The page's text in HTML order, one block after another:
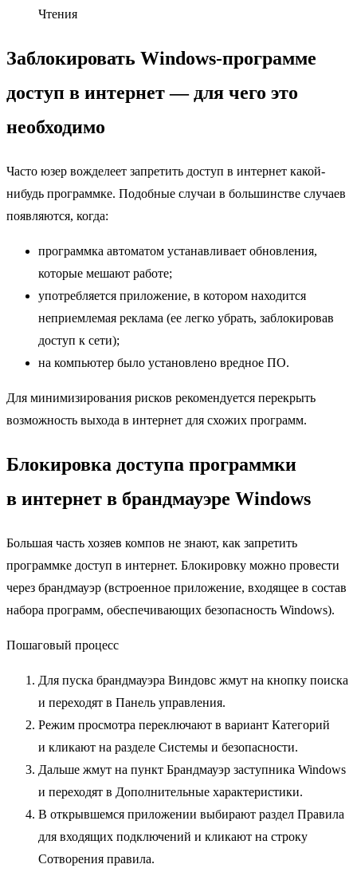
Чтения
Заблокировать Windows-программе
доступ в интернет — для чего это
необходимо
Часто юзер вожделеет запретить доступ в интернет какой-
нибудь программке. Подобные случаи в большинстве случаев
появляются, когда:
программка автоматом устанавливает обновления,
которые мешают работе;
употребляется приложение, в котором находится
неприемлемая реклама (ее легко убрать, заблокировав
доступ к сети);
на компьютер было установлено вредное ПО.
Для минимизирования рисков рекомендуется перекрыть
возможность выхода в интернет для схожих программ.
Блокировка доступа программки
в интернет в брандмауэре Windows
Большая часть хозяев компов не знают, как запретить
программке доступ в интернет. Блокировку можно провести
через брандмауэр (встроенное приложение, входящее в состав
набора программ, обеспечивающих безопасность Windows).
Пошаговый процесс
Для пуска брандмауэра Виндовс жмут на кнопку поиска
и переходят в Панель управления.
Режим просмотра переключают в вариант Категорий
и кликают на разделе Системы и безопасности.
Дальше жмут на пункт Брандмауэр заступника Windows
и переходят в Дополнительные характеристики.
В открывшемся приложении выбирают раздел Правила
для входящих подключений и кликают на строку
Сотворения правила.